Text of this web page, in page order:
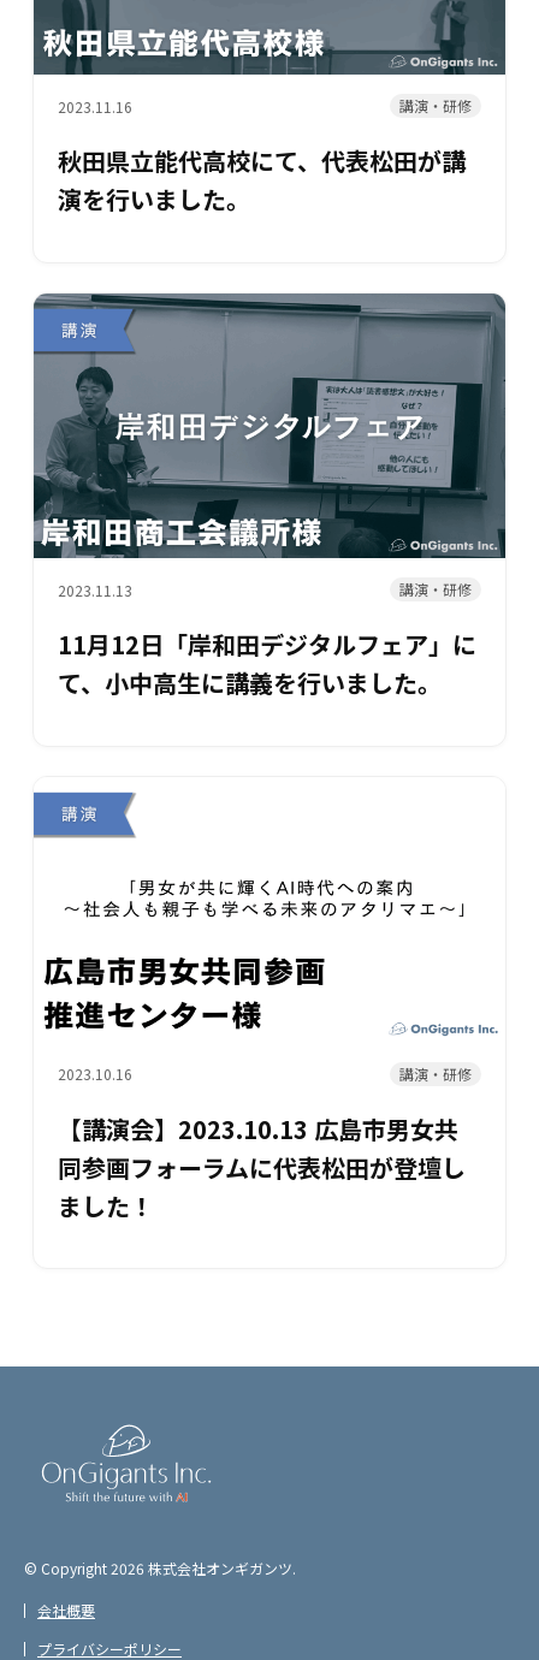
2023.11.16 講演・研修
秋田県立能代高校にて、代表松田が講
演を行いました。
2023.11.13 講演・研修
11月12日「岸和田デジタルフェア」に
て、小中高生に講義を行いました。
2023.10.16 講演・研修
【講演会】2023.10.13 広島市男女共
同参画フォーラムに代表松田が登壇し
ました！
© Copyright2026 株式会社オンギガンツ.
会社概要
プライバシーポリシー